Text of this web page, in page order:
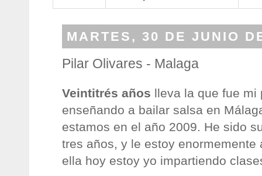
MARTES, 30 DE JUNIO
Pilar Olivares - Malaga
Veintitrés años lleva la que fue mi
enseñando a bailar salsa en
estamos en el año 2009. He sido
tres años, y le estoy enormemente
ella hoy estoy yo impartiendo